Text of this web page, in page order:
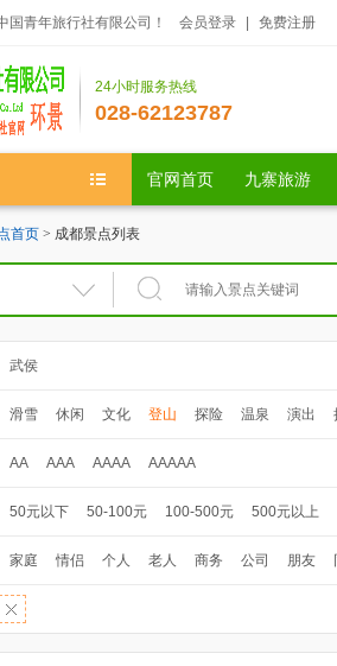
国青年旅行社有限公司！ 会员登录 免费注册
24小时服务热线
028-62123787
官网首页 九寨旅游
首页 > 成都景点列表
武侯
滑雪 休闲 文化 登山 探险 温泉 演出
AA AAA AAAA AAAAA
50元以下 50-100元 100-500元 500元以上
家庭 情侣 个人 老人 商务 公司 朋友